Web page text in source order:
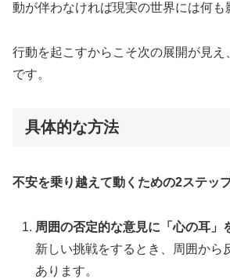
動が伴わなければ現実の世界には何も
行動を起こすからこそ次の展開が見え
です。
具体的な方法
不安を乗り越えて動くための2ステッ
周囲の否定的な意見に「心の耳」
新しい挑戦をするとき、周囲から
あります。